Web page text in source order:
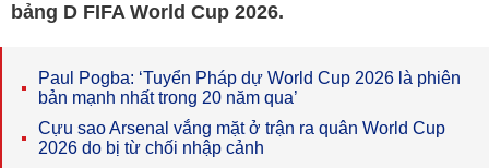
bảng D FIFA World Cup 2026.
Paul Pogba: ‘Tuyển Pháp dự World Cup 2026 là phiên
bản mạnh nhất trong 20 năm qua’
Cựu sao Arsenal vắng mặt ở trận ra quân World Cup
2026 do bị từ chối nhập cảnh